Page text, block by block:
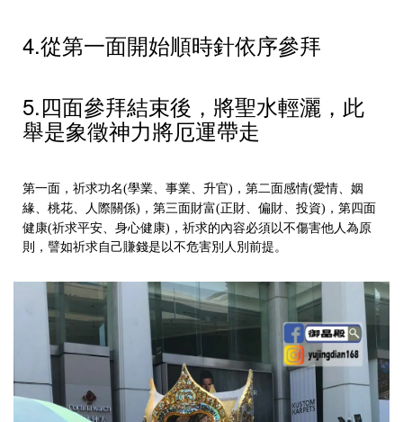
4.從第一面開始順時針依序參拜
5.四面參拜結束後，將聖水輕灑，此
舉是象徵神力將厄運帶走
第一面，祈求功名(學業、事業、升官) ，第二面感情(愛情、姻
緣、桃花、人際關係) ，第三面財富(正財、偏財、投資) ，第四面
健康(祈求平安、身心健康) ，祈求的內容必須以不傷害他人為原
則，譬如祈求自己賺錢是以不危害別人別前提。